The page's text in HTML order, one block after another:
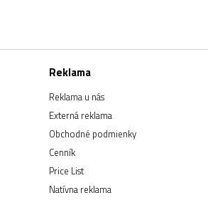
Reklama
Reklama u nás
Externá reklama
Obchodné podmienky
Cenník
Price List
Natívna reklama